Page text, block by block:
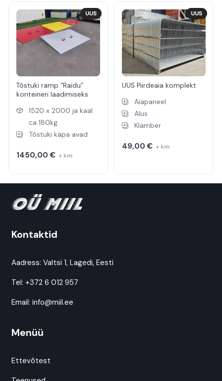
Tõstuki ramp “Raidu”
konteineri laadimiseks
1520 x 2000 ja kaal
ca 180kg
Tõstuki käpa avad
1450,00€ + km
UUS
UUS Piirdeaia komplekt
Aiapaneel
Alus
Klamber
49,00€ + km
UUS
Kontaktid
Aadress: Valtsi 1, Lagedi, Eesti
Tel: +372 6 012 957
Email: info@miil.ee
Menüü
Ettevõtest